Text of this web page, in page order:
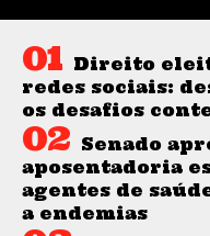
Direito
redes sociais:
os desafios
Senado
aposentadoria
agentes de
a endemias